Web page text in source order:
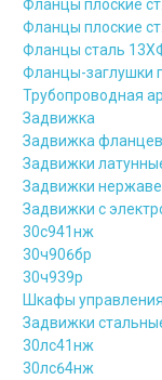
Фланцы плоские
Фланцы плоские
Фланцы сталь
Фланцы-заглушки
Трубопроводная
Задвижка
Задвижка
Задвижки
Задвижки
Задвижки с
30с941нж
30ч906бр
30ч939р
Шкафы
Задвижки
30лс41нж
30лс64нж